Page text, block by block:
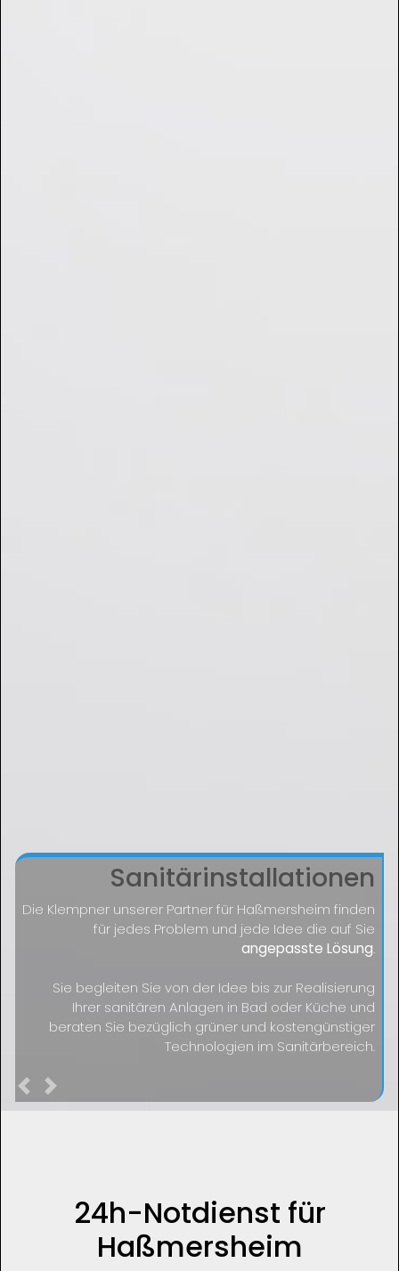
Sanitärinstallationen
Die Klempner unserer Partner für Haßmersheim finden
für jedes Problem und jede Idee die auf Sie
angepasste Lösung.
Sie begleiten Sie von der Idee bis zur Realisierung
Ihrer sanitären Anlagen in Bad oder Küche und
beraten Sie bezüglich grüner und kostengünstiger
Technologien im Sanitärbereich.
Previous
24h-Notdienst für
Haßmersheim